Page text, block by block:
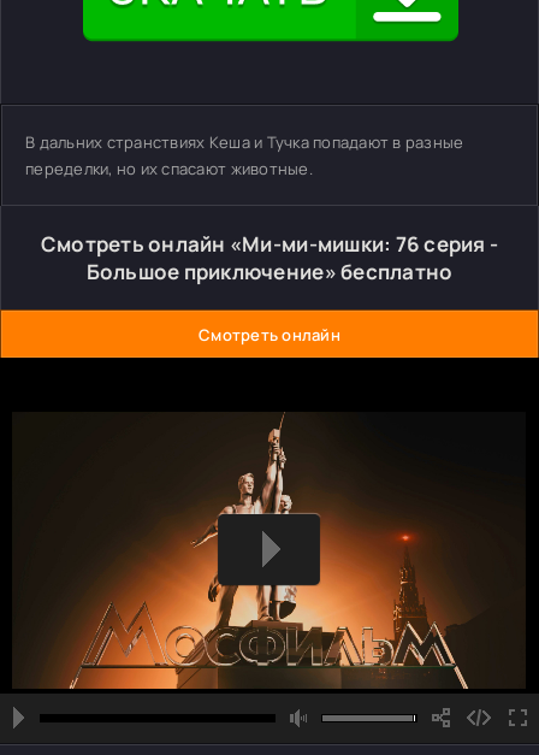
В дальних странствиях Кеша и Тучка попадают в разные
переделки, но их спасают животные.
Смотреть онлайн «Ми-ми-мишки: 76 серия -
Большое приключение» бесплатно
Смотреть онлайн